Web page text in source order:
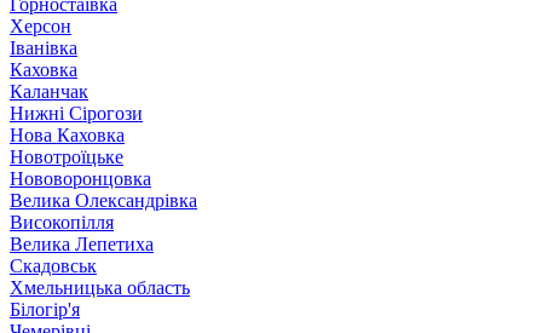
Горностаївка
Херсон
Іванівка
Каховка
Каланчак
Нижні Сірогози
Нова Каховка
Новотроїцьке
Нововоронцовка
Велика Олександрівка
Високопілля
Велика Лепетиха
Скадовськ
Хмельницька область
Білогір'я